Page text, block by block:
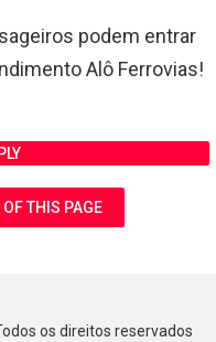
podem entrar
Alô Ferrovias!
THIS PAGE
os direitos reservados